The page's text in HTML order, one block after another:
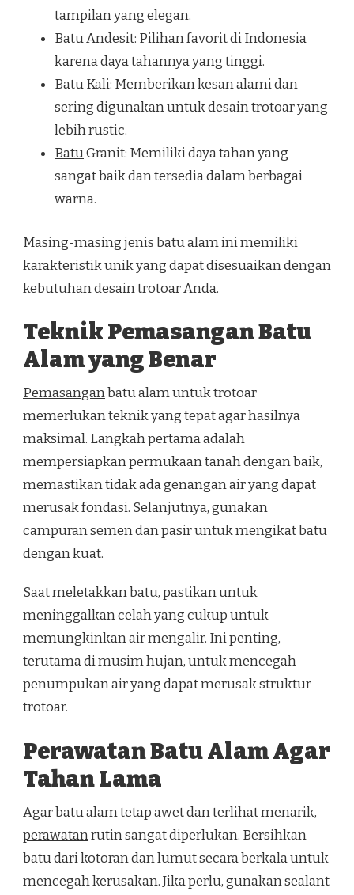
tampilan yang elegan.
Batu Andesit: Pilihan favorit di Indonesia
karena daya tahannya yang tinggi.
Batu Kali: Memberikan kesan alami dan
sering digunakan untuk desain trotoar yang
lebih rustic.
BatuGranit: Memiliki daya tahan yang
sangat baik dan tersedia dalam berbagai
warna.
Masing-masing jenis batu alam ini memiliki
karakteristik unik yang dapat disesuaikan dengan
kebutuhan desain trotoar Anda.
Teknik Pemasangan Batu
Alam yang Benar
Pemasanganbatu alam untuk trotoar
memerlukan teknik yang tepat agar hasilnya
maksimal. Langkah pertama adalah
mempersiapkan permukaan tanah dengan baik,
memastikan tidak ada genangan air yang dapat
merusak fondasi. Selanjutnya, gunakan
campuran semen dan pasir untuk mengikat batu
dengan kuat.
Saat meletakkan batu, pastikan untuk
meninggalkan celah yang cukup untuk
memungkinkan air mengalir. Ini penting,
terutama di musim hujan, untuk mencegah
penumpukan air yang dapat merusak struktur
trotoar.
Perawatan Batu Alam Agar
Tahan Lama
Agar batu alam tetap awet dan terlihat menarik,
perawatanrutin sangat diperlukan. Bersihkan
batu dari kotoran dan lumut secara berkala untuk
mencegah kerusakan. Jika perlu, gunakan sealant